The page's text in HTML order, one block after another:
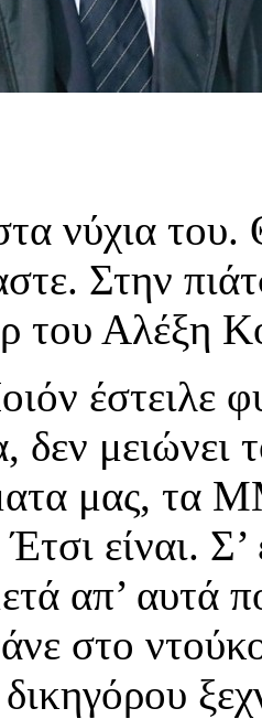
νύχια του.
Στην
του Αλέξη
έστειλε
δεν μειώνει
μας, τα
είναι. Σ’
απ’ αυτά
στο